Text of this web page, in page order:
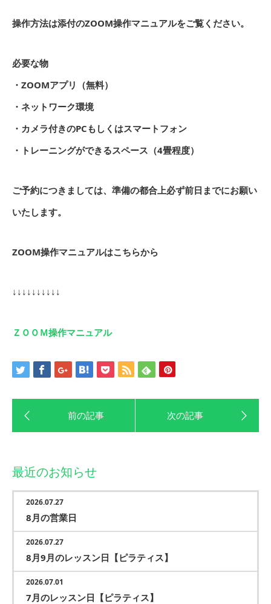
操作方法は添付のZOOM操作マニュアルをご覧ください。
必要な物
・ZOOMアプリ（無料）
・ネットワーク環境
・カメラ付きのPCもしくはスマートフォン
・トレーニングができるスペース（4畳程度）
ご予約につきましては、準備の都合上必ず前日までにお願い
いたします。
ZOOM操作マニュアルはこちらから
↓ ↓ ↓ ↓ ↓ ↓ ↓ ↓ ↓ ↓
ＺＯＯＭ操作マニュアル
最近のお知らせ
2026.07.27
8月の営業日
2026.07.27
8月9月のレッスン日【ピラティス】
2026.07.01
7月のレッスン日【ピラティス】